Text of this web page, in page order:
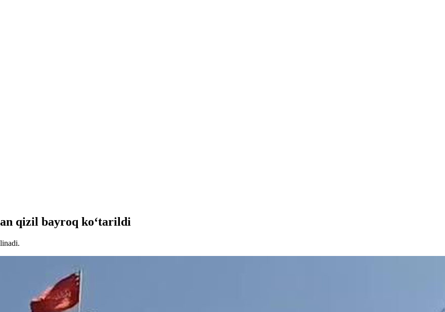
qizil bayroq ko‘tarildi